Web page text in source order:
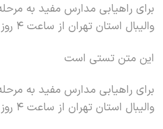
برای راهیابی مدارس مفید به
والیبال استان تهران از ساعت 4 روز چهارشنبه
این متن تستی است
برای راهیابی مدارس مفید به
والیبال استان تهران از ساعت 4 روز چهارشنبه